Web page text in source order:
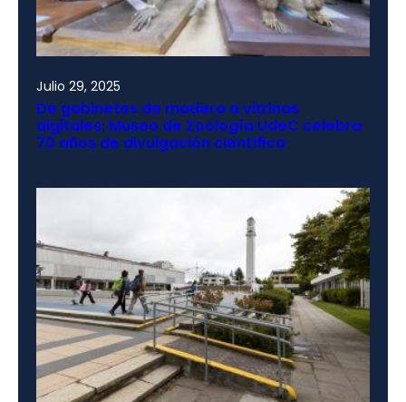
Julio 29, 2025
De gabinetes de madera a vitrinas
digitales: Museo de Zoología UdeC celebra
70 años de divulgación científica